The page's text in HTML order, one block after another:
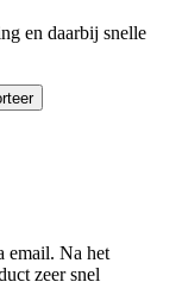
en daarbij snelle
email. Na het
zeer snel